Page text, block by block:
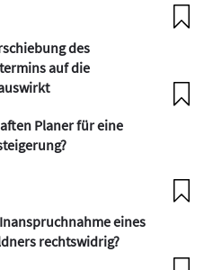
des
auf die
Planer für eine
eines
rechtswidrig?